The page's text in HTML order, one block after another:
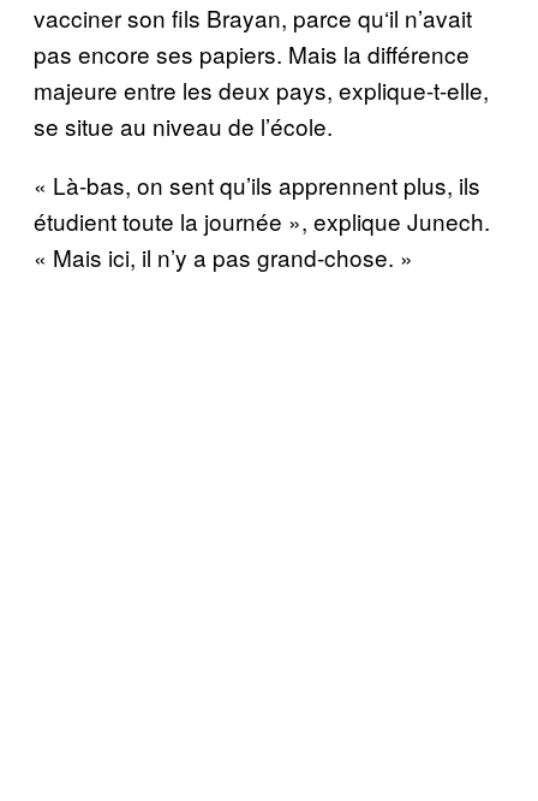
vacciner son fils Brayan, parce qu‘il n’avait
pas encore ses papiers. Mais la différence
majeure entre les deux pays, explique-t-elle,
se situe au niveau de l’école.
« Là-bas, on sent qu’ils apprennent plus, ils
étudient toute la journée », explique Junech.
« Mais ici, il n’y a pas grand-chose. »